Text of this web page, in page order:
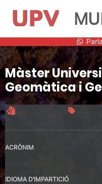
al
contingut
Màster
Geomàtica i
ACRÒNIM
IDIOMA D’IMPARTICIÓ